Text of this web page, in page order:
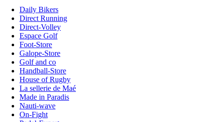
Daily Bikers
Direct Running
Direct-Volley
Espace Golf
Foot-Store
Galope-Store
Golf and co
Handball-Store
House of Rugby
La sellerie de Maé
Made in Paradis
Nauti-wave
On-Fight